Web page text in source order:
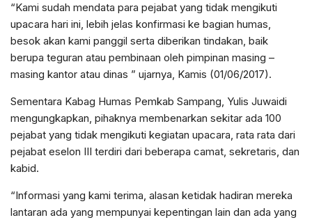
“Kami sudah mendata para pejabat yang tidak mengikuti
upacara hari ini, lebih jelas konfirmasi ke bagian humas,
besok akan kami panggil serta diberikan tindakan, baik
berupa teguran atau pembinaan oleh pimpinan masing –
masing kantor atau dinas ” ujarnya, Kamis (01/06/2017).
Sementara Kabag Humas Pemkab Sampang, Yulis Juwaidi
mengungkapkan, pihaknya membenarkan sekitar ada 100
pejabat yang tidak mengikuti kegiatan upacara, rata rata dari
pejabat eselon III terdiri dari beberapa camat, sekretaris, dan
kabid.
“Informasi yang kami terima, alasan ketidak hadiran mereka
lantaran ada yang mempunyai kepentingan lain dan ada yang